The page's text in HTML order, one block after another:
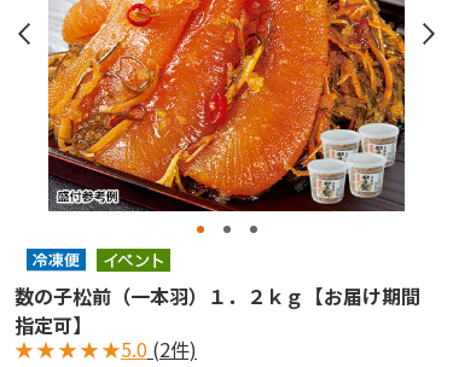
数の子松前（一本羽）１．２ｋｇ【お届け期間
指定可】
★★★★★5.0 (2件)